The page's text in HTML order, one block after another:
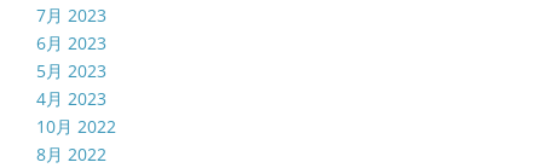
7月 2023
6月 2023
5月 2023
4月 2023
10月 2022
8月 2022